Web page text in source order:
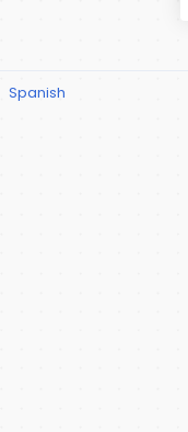
Spanish